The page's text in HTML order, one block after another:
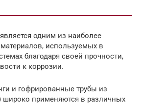
одним из наиболее
используемых в
благодаря своей прочности,
к коррозии.
и гофрированные трубы из
применяются в различных